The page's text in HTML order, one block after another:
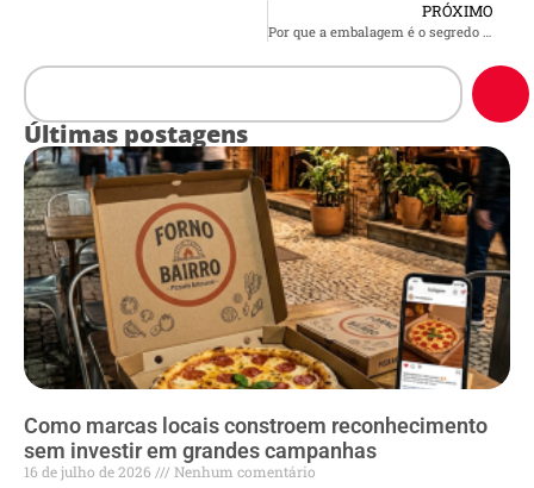
PRÓXIMO
Por que a embalagem é o segredo das confeitarias que vendem mais no fim de ano
Últimas postagens
Como marcas locais constroem reconhecimento
sem investir em grandes campanhas
16 de julho de 2026
Nenhum comentário